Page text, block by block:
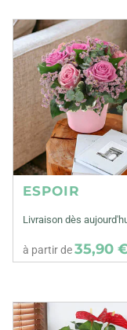
ESPOIR
Livraison dès
à partir de35,90